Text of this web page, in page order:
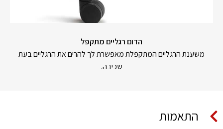
הדום רגליים מתקפל
משענת הרגליים המתקפלת מאפשרת לך להרים את הרגליים בעת
שכיבה.
התאמות